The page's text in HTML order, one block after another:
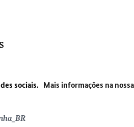
sociais. Mais informações na nossa